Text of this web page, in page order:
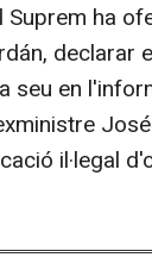
ha
declarar
en
il·legal